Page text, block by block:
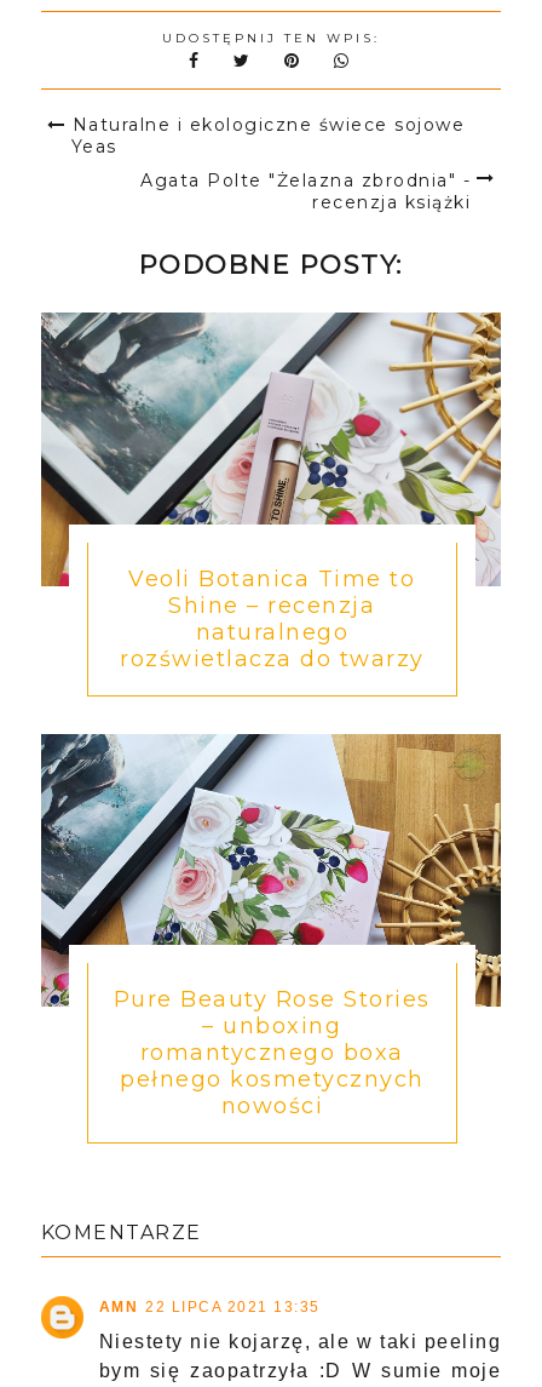
UDOSTĘPNIJ TEN WPIS:
Naturalne i ekologiczne świece sojowe
Yeas
Agata Polte "Żelazna zbrodnia" -
recenzja książki
PODOBNE POSTY:
Veoli Botanica Time to
Shine – recenzja
naturalnego
rozświetlacza do twarzy
Pure Beauty Rose Stories
– unboxing
romantycznego boxa
pełnego kosmetycznych
nowości
KOMENTARZE
AMN 22 LIPCA 2021 13:35
Niestety nie kojarzę, ale w taki peeling
bym się zaopatrzyła :D W sumie moje